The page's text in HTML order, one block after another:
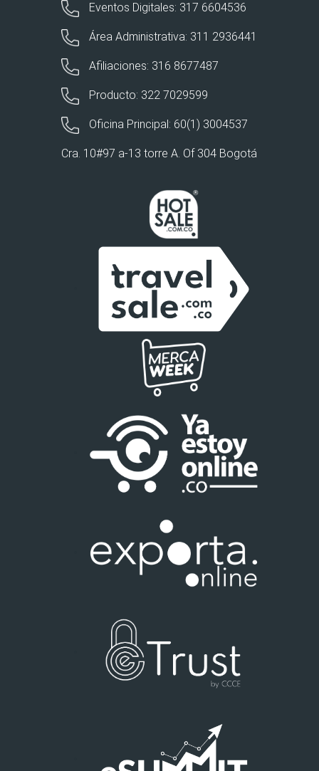
Eventos Digitales: 317 6604536
Área Administrativa: 311 2936441
Afiliaciones: 316 8677487
Producto: 322 7029599
Oficina Principal: 60(1) 3004537
Cra. 10#97 a-13 torre A. Of 304 Bogotá